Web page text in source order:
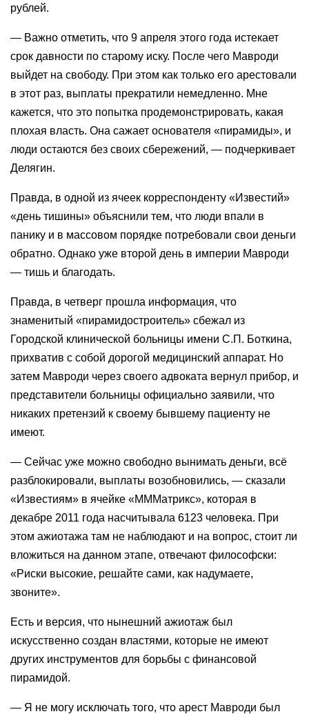
рублей.
— Важно отметить, что 9 апреля этого года истекает
срок давности по старому иску. После чего Мавроди
выйдет на свободу. При этом как только его арестовали
в этот раз, выплаты прекратили немедленно. Мне
кажется, что это попытка продемонстрировать, какая
плохая власть. Она сажает основателя «пирамиды», и
люди остаются без своих сбережений, — подчеркивает
Делягин.
Правда, в одной из ячеек корреспонденту «Известий»
«день тишины» объяснили тем, что люди впали в
панику и в массовом порядке потребовали свои деньги
обратно. Однако уже второй день в империи Мавроди
— тишь и благодать.
Правда, в четверг прошла информация, что
знаменитый «пирамидостроитель» сбежал из
Городской клинической больницы имени С.П. Боткина,
прихватив с собой дорогой медицинский аппарат. Но
затем Мавроди через своего адвоката вернул прибор, и
представители больницы официально заявили, что
никаких претензий к своему бывшему пациенту не
имеют.
— Сейчас уже можно свободно вынимать деньги, всё
разблокировали, выплаты возобновились, — сказали
«Известиям» в ячейке «МММатрикс», которая в
декабре 2011 года насчитывала 6123 человека. При
этом ажиотажа там не наблюдают и на вопрос, стоит ли
вложиться на данном этапе, отвечают философски:
«Риски высокие, решайте сами, как надумаете,
звоните».
Есть и версия, что нынешний ажиотаж был
искусственно создан властями, которые не имеют
других инструментов для борьбы с финансовой
пирамидой.
— Я не могу исключать того, что арест Мавроди был